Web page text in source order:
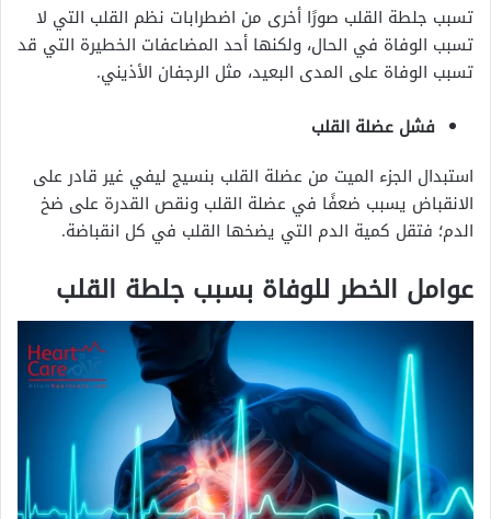
تسبب جلطة القلب صورًا أخرى من اضطرابات نظم القلب التي لا
تسبب الوفاة في الحال، ولكنها أحد المضاعفات الخطيرة التي قد
تسبب الوفاة على المدى البعيد، مثل الرجفان الأذيني.
فشل عضلة القلب
استبدال الجزء الميت من عضلة القلب بنسيج ليفي غير قادر على
الانقباض يسبب ضعفًا في عضلة القلب ونقص القدرة على ضخ
الدم؛ فتقل كمية الدم التي يضخها القلب في كل انقباضة.
عوامل الخطر للوفاة بسبب جلطة القلب